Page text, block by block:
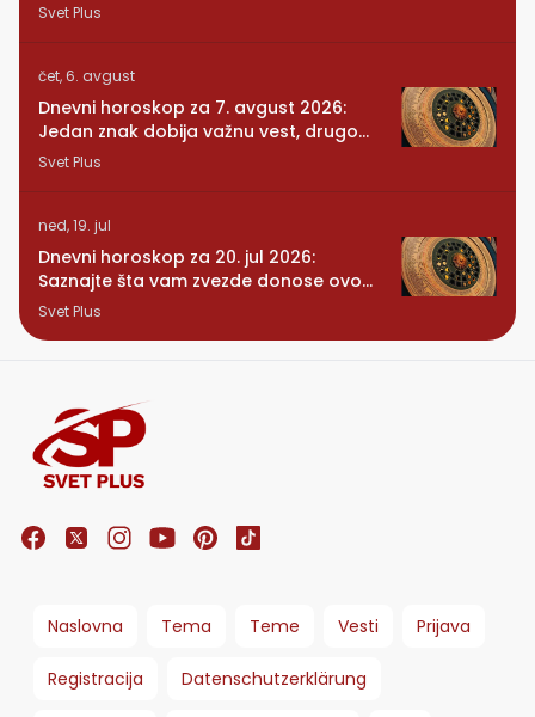
promeni sve
Svet Plus
čet, 6. avgust
Dnevni horoskop za 7. avgust 2026:
Jedan znak dobija važnu vest, drugom
se vraća osoba iz prošlosti
Svet Plus
ned, 19. jul
Dnevni horoskop za 20. jul 2026:
Saznajte šta vam zvezde donose ovog
ponedeljka
Svet Plus
Naslovna Tema Teme Vesti Prijava
Registracija Datenschutzerklärung